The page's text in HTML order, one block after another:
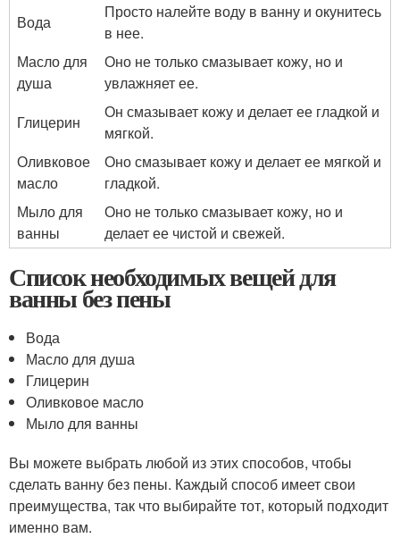
Вода
Просто налейте воду в ванну и окунитесь
в нее.
Масло для
душа
Оно не только смазывает кожу, но и
увлажняет ее.
Глицерин
Он смазывает кожу и делает ее гладкой и
мягкой.
Оливковое
масло
Оно смазывает кожу и делает ее мягкой и
гладкой.
Мыло для
ванны
Оно не только смазывает кожу, но и
делает ее чистой и свежей.
Список необходимых вещей для
ванны без пены
Вода
Масло для душа
Глицерин
Оливковое масло
Мыло для ванны
Вы можете выбрать любой из этих способов, чтобы
сделать ванну без пены. Каждый способ имеет свои
преимущества, так что выбирайте тот, который подходит
именно вам.